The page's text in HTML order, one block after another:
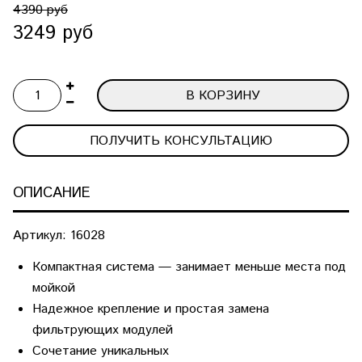
4390 руб
3249 руб
В КОРЗИНУ
ПОЛУЧИТЬ КОНСУЛЬТАЦИЮ
ОПИСАНИЕ
Артикул: 16028
Компактная система — занимает меньше места под
мойкой
Надежное крепление и простая замена
фильтрующих модулей
Сочетание уникальных